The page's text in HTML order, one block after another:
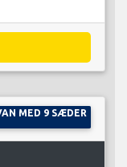
MED 9 SÆDER